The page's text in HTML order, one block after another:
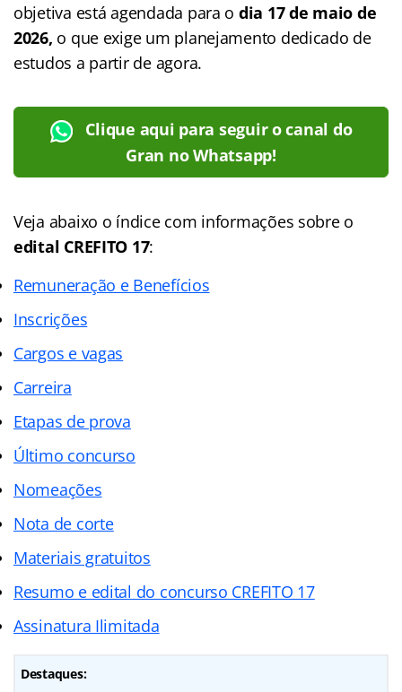
objetiva está agendada para o dia 17 de maio de
2026, o que exige um planejamento dedicado de
estudos a partir de agora.
Clique aqui para seguir o canal do
Gran no Whatsapp!
Veja abaixo o índicecom informações sobre o
edital CREFITO 17:
Remuneração e Benefícios
Inscrições
Cargos e vagas
Carreira
Etapas de prova
Último concurso
Nomeações
Nota de corte
Materiais gratuitos
Resumo e edital do concurso CREFITO 17
Assinatura Ilimitada
Destaques: